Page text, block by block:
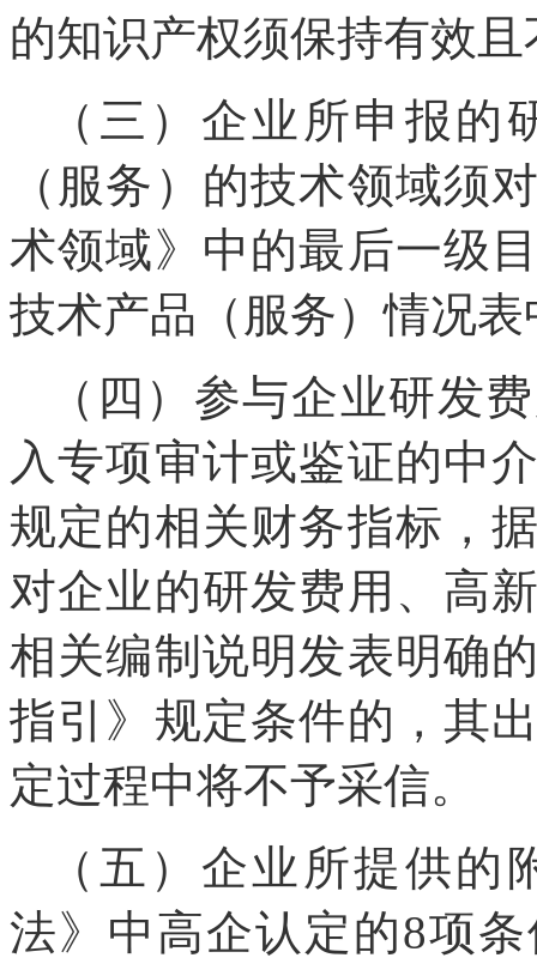
的知识产权须保持有效
（三）企业所申报
（服务）的技术领域须
术领域》中的最后一级
技术产品（服务）情况
（四）参与企业研发
入专项审计或鉴证的中
规定的相关财务指标，
对企业的研发费用、高
相关编制说明发表明确
指引》规定条件的，其
定过程中将不予采信。
（五）企业所提供
法》中高企认定的8项